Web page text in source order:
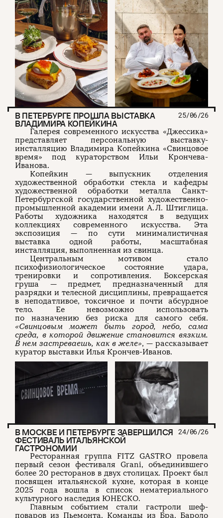
В ПЕТЕРБУРГЕ ПРОШЛА ВЫСТАВКА
ВЛАДИМИРА КОПЕЙКИНА
25/06/26
Галерея современного искусства «Джессика»
представляет персональную выставку-
инсталляцию Владимира Копейкина «Свинцовое
время» под кураторством Ильи Крончева-
Иванова.
Копейкин — выпускник отделения
художественной обработки стекла и кафедры
художественной обработки металла Санкт-
Петербургской государственной художественно-
промышленной академии имени А. Л. Штиглица.
Работы художника находятся в ведущих
коллекциях современного искусства. Эта
экспозиция — по сути минималистичная
выставка одной работы, масштабная
инсталляция, выполненная из свинца.
Центральным мотивом стало
психофизиологическое состояние удара,
тренировки и сопротивления. Боксерская
груша — предмет, предназначенный для
разрядки и телесной дисциплины, превращается
в неподатливое, токсичное и почти абсурдное
тело. Ее невозможно использовать
по назначению без риска для самого себя.
«Свинцовым может быть город, небо, сама
среда, в которой движение становится вязким.
В нем застреваешь, как в желе», — рассказывает
куратор выставки Илья Крончев-Иванов.
В МОСКВЕ И ПЕТЕРБУРГЕ ЗАВЕРШИЛСЯ
ФЕСТИВАЛЬ ИТАЛЬЯНСКОЙ
ГАСТРОНОМИИ
24/06/26
Ресторанная группа FITZ GASTRO провела
первый сезон фестиваля Grani, объединившего
более 20 ресторанов в двух столицах. Проект был
посвящен итальянской кухне, которая в конце
2025 года вошла в список нематериального
культурного наследия ЮНЕСКО.
Главным событием стали гастроли шеф-
поваров из Пьемонта. Команды из Бра, Бароло